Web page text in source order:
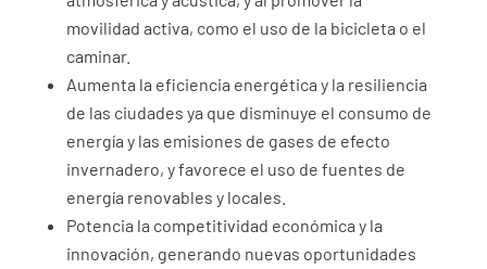
movilidad activa, como el uso de la bicicleta o el
caminar.
Aumenta la eficiencia energética y la resiliencia
de las ciudades ya que disminuye el consumo de
energía y las emisiones de gases de efecto
invernadero, y favorece el uso de fuentes de
energía renovables y locales.
Potencia la competitividad económica y la
innovación, generando nuevas oportunidades